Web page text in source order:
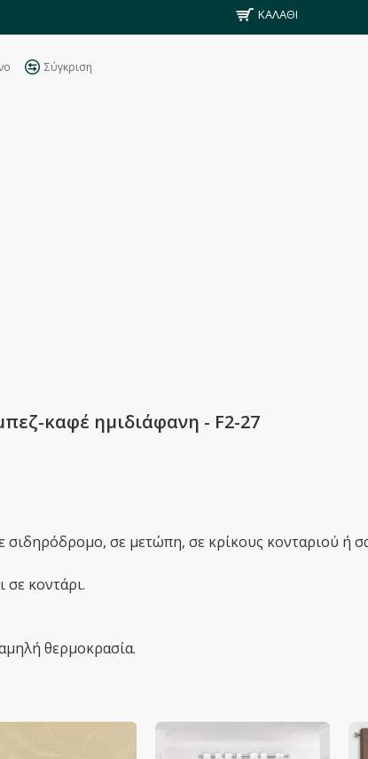
ΚΑΛΆΘΙ
Σύγκριση
καφέ ημιδιάφανη - F2-27
σιδηρόδρομο, σε μετώπη, σε κρίκους κονταριού ή
σε κοντάρι.
θερμοκρασία.